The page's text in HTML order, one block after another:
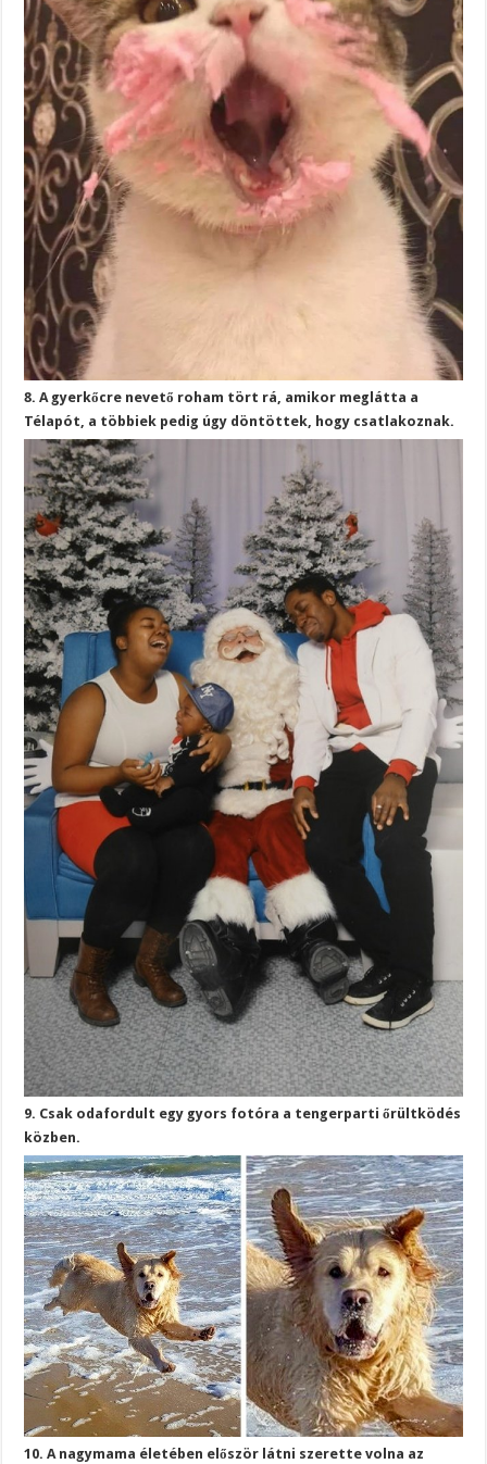
8. A gyerkőcre nevető roham tört rá, amikor meglátta a
Télapót, a többiek pedig úgy döntöttek, hogy csatlakoznak.
9. Csak odafordult egy gyors fotóra a tengerparti őrültködés
közben.
10. A nagymama életében először látni szerette volna az